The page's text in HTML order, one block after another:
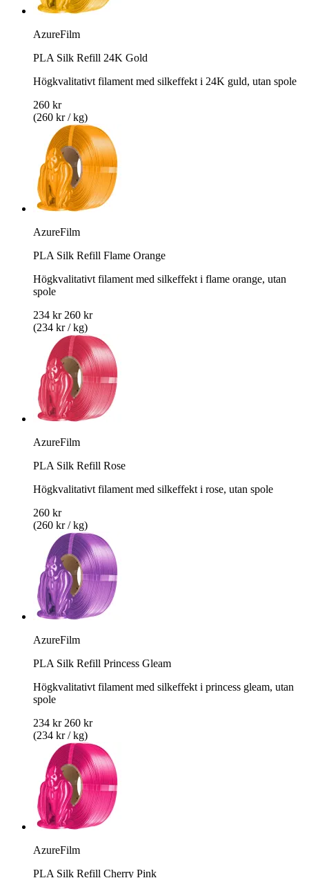
AzureFilm
PLA Silk Refill 24K Gold
Högkvalitativt filament med silkeffekt i 24K guld, utan spole
260 kr
(260 kr / kg)
AzureFilm
PLA Silk Refill Flame Orange
Högkvalitativt filament med silkeffekt i flame orange, utan
spole
234 kr 260 kr
(234 kr / kg)
AzureFilm
PLA Silk Refill Rose
Högkvalitativt filament med silkeffekt i rose, utan spole
260 kr
(260 kr / kg)
AzureFilm
PLA Silk Refill Princess Gleam
Högkvalitativt filament med silkeffekt i princess gleam, utan
spole
234 kr 260 kr
(234 kr / kg)
AzureFilm
PLA Silk Refill Cherry Pink